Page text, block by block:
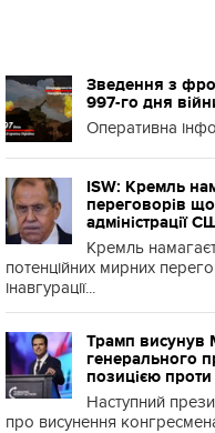
Зведення з
997-го дня
Оперативна
ISW: Кремль
переговорів
адміністрації
Кремль
потенційних мирних
інавгурації...
Трамп висунув
генерального
позицією проти
Наступний
про висунення